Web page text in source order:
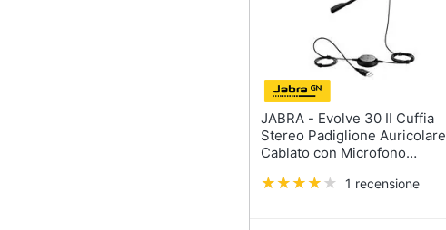
JABRA - Evolve 30 II Cuffia
Stereo Padiglione Auricolare
Cablato con Microfono
1 recensione